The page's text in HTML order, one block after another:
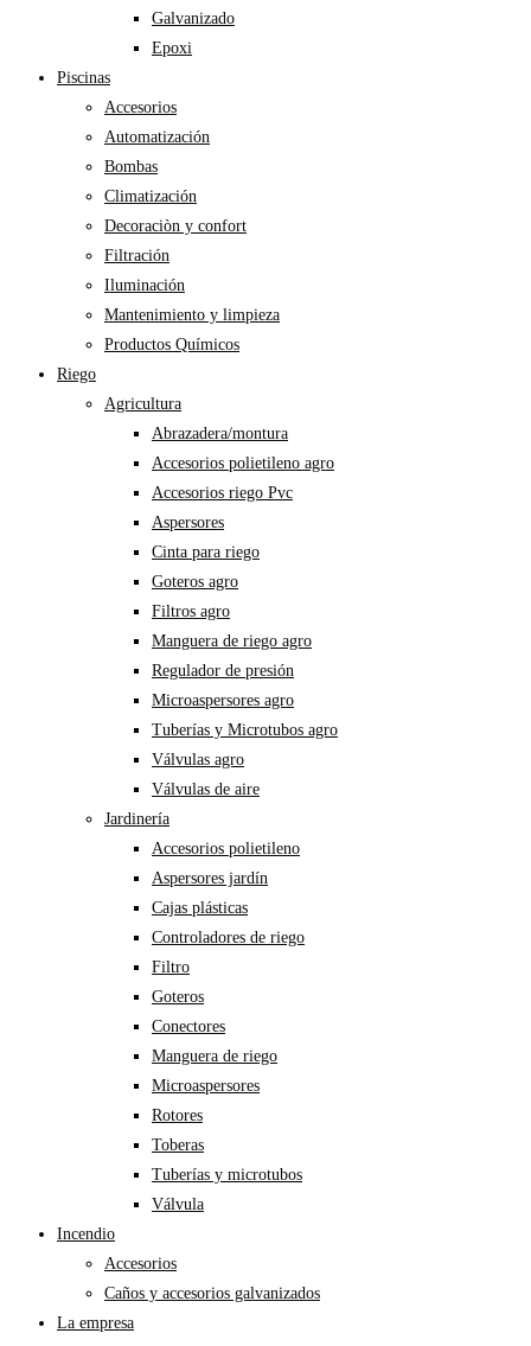
Galvanizado
Epoxi
Piscinas
Accesorios
Automatización
Bombas
Climatización
Decoraciòn y confort
Filtración
Iluminación
Mantenimiento y limpieza
Productos Químicos
Riego
Agricultura
Abrazadera/montura
Accesorios polietileno agro
Accesorios riego Pvc
Aspersores
Cinta para riego
Goteros agro
Filtros agro
Manguera de riego agro
Regulador de presión
Microaspersores agro
Tuberías y Microtubos agro
Válvulas agro
Válvulas de aire
Jardinería
Accesorios polietileno
Aspersores jardín
Cajas plásticas
Controladores de riego
Filtro
Goteros
Conectores
Manguera de riego
Microaspersores
Rotores
Toberas
Tuberías y microtubos
Válvula
Incendio
Accesorios
Caños y accesorios galvanizados
La empresa